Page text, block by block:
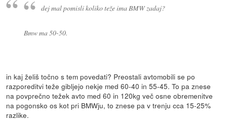
dej mal pomisli koliko teže ima BMW zadaj?
Bmw ma 50-50.
in kaj želiš točno s tem povedati? Preostali avtomobili se po
razporeditvi teže gibljejo nekje med 60-40 in 55-45. To pa znese
na povprečno težek avto med 60 in 120kg več osne obremenitve
na pogonsko os kot pri BMWju, to znese pa v trenju cca 15-25%
razlike.